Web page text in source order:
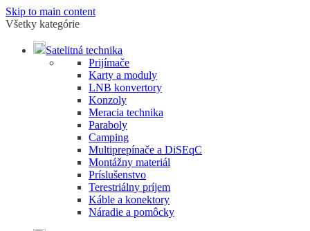
Skip to main content
Všetky kategórie
Satelitná technika
Prijímače
Karty a moduly
LNB konvertory
Konzoly
Meracia technika
Paraboly
Camping
Multiprepínače a DiSEqC
Montážny materiál
Príslušenstvo
Terestriálny príjem
Káble a konektory
Náradie a pomôcky